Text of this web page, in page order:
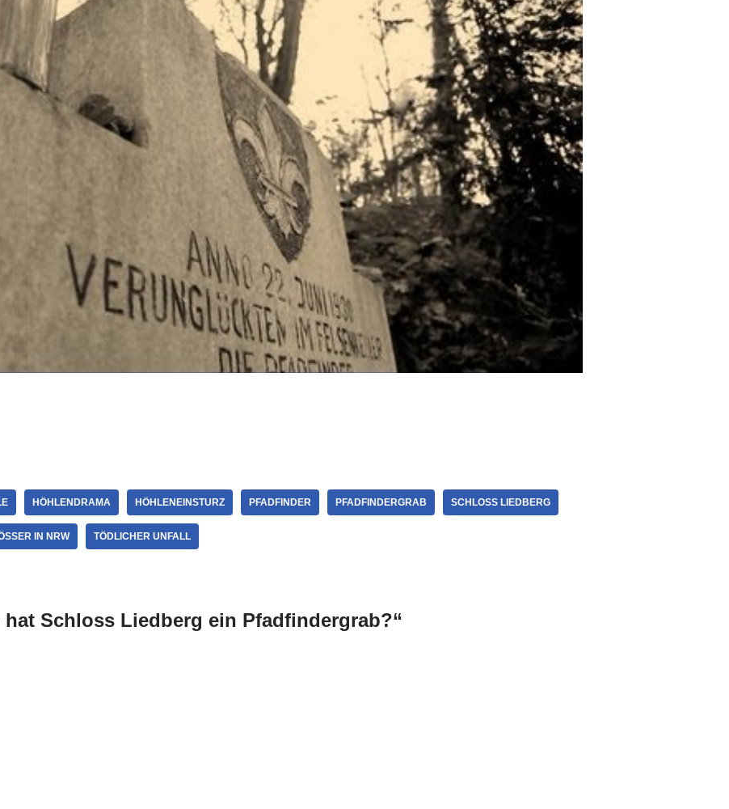
HÖHLENDRAMA HÖHLENEINSTURZ PFADFINDER PFADFINDERGRAB SCHLOSS LIEDBERG
IN NRW TÖDLICHER UNFALL
hat Schloss Liedberg ein Pfadfindergrab?“